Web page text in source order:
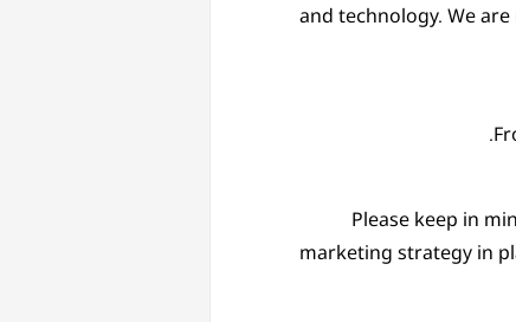
and technology. We
Please keep in
marketing strategy in